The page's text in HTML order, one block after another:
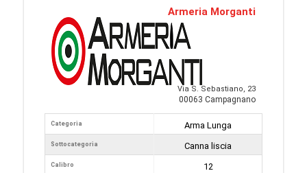
Armeria Morganti
Via S. Sebastiano, 23
00063 Campagnano
Categoria
Sottocategoria
Calibro
Arma Lunga
Canna liscia
12